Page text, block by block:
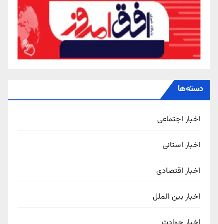
دسته‌ها
اخبار اجتماعی
اخبار استانی
اخبار اقتصادی
اخبار بین الملل